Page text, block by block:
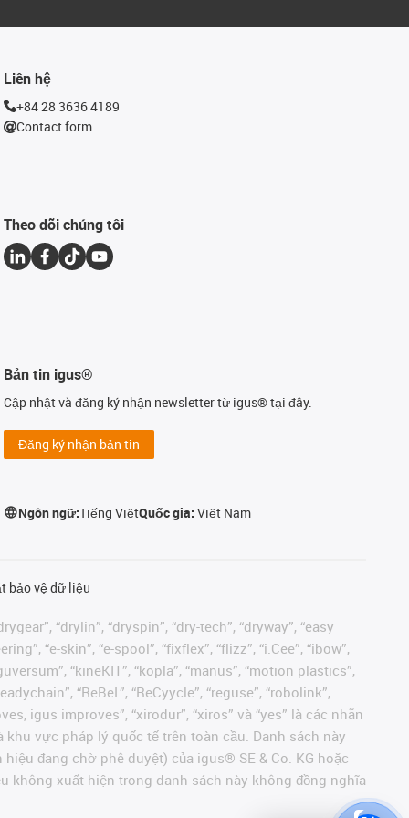
Liên hệ
+84 28 3636 4189
Contact form
Theo dõi chúng tôi
Bản tin igus®
Cập nhật và đăng ký nhận newsletter từ igus® tại đây.
Đăng ký nhận bản tin
Ngôn ngữ:Tiếng ViệtQuốc gia:Việt Nam
bảo vệ dữ liệu
“drylin”, “dryspin”, “dry-tech”, “dryway”, “easy
“e-skin”, “e-spool”, “fixflex”, “flizz”, “i.Cee”, “ibow”,
“kineKIT”, “kopla”, “manus”, “motion plastics”,
“ReBeL”, “ReCyycle”, “reguse”, “robolink”,
igus improves”, “xirodur”, “xiros” và “yes” là các nhãn
vực pháp lý quốc tế trên toàn cầu. Danh sách này
đang chờ phê duyệt) của igus® SE & Co. KG hoặc
không xuất hiện trong danh sách này không đồng nghĩa